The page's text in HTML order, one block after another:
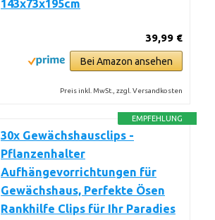
143x73x195cm
39,99 €
Bei Amazon ansehen
Preis inkl. MwSt., zzgl. Versandkosten
EMPFEHLUNG
30x Gewächshausclips -
Pflanzenhalter
Aufhängevorrichtungen für
Gewächshaus, Perfekte Ösen
Rankhilfe Clips für Ihr Paradies